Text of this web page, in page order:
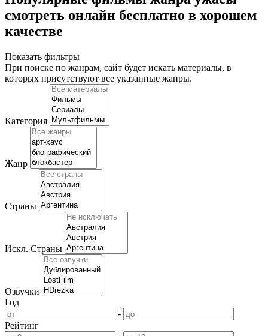
смотреть онлайн бесплатно в хорошем
качестве
Показать фильтры
При поиске по жанрам, сайт будет искать материалы, в
которых присутствуют все указанные жанры.
Категория
Жанр
Страны
Искл. Страны
Озвучки
Год
-
Рейтинг